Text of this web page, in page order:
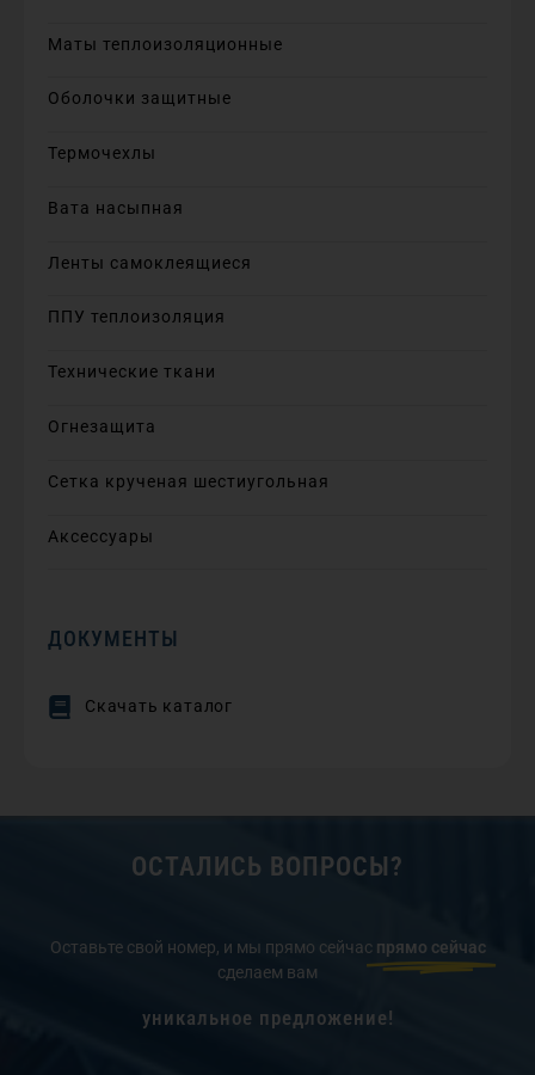
Маты теплоизоляционные
Оболочки защитные
Термочехлы
Вата насыпная
Ленты самоклеящиеся
ППУ теплоизоляция
Технические ткани
Огнезащита
Сетка крученая шестиугольная
Аксессуары
ДОКУМЕНТЫ
Скачать каталог
ОСТАЛИСЬ ВОПРОСЫ?
Оставьте свой номер, и мы прямо сейчас прямо сейчас
сделаем вам
уникальное предложение!